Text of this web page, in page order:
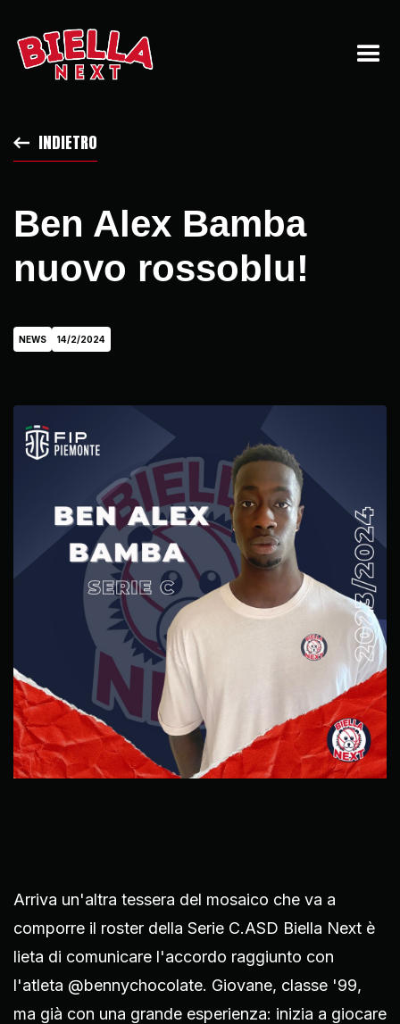
INDIETRO
Ben Alex Bamba
nuovo rossoblu!
NEWS 14/2/2024
Arriva un'altra tessera del mosaico che va a
comporre il roster della Serie C.ASD Biella Next è
lieta di comunicare l'accordo raggiunto con
l'atleta @bennychocolate. Giovane, classe '99,
ma già con una grande esperienza: inizia a giocare